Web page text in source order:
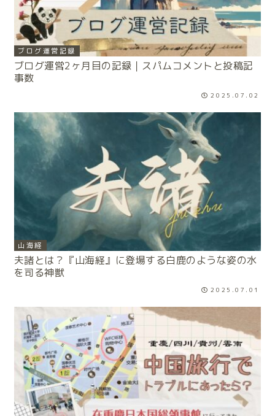
ブログ運営記録
ブログ運営2ヶ月目の記録｜スパムコメントと投稿記
事数
2025.07.02
山海経
夫諸とは？『山海経』に登場する白鹿のような姿の水
を司る神獣
2025.07.01